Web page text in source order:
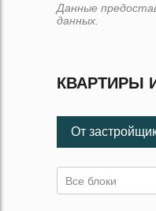
Данные
данных.
КВАРТИРЫ
От
Все блоки